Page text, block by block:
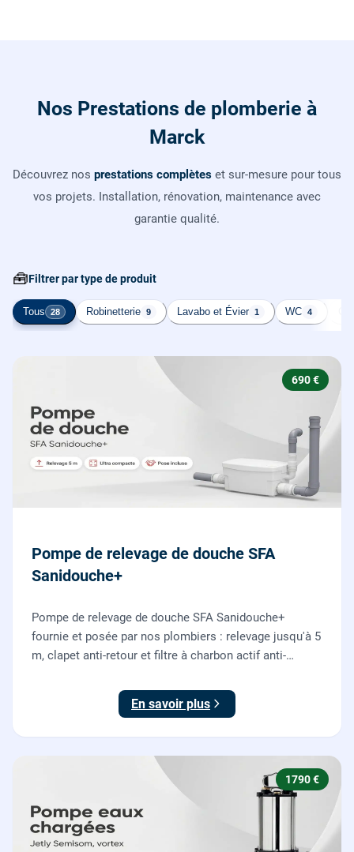
Nos Prestations de plomberie à
Marck
Découvrez nos prestations complètes et sur-mesure pour tous
vos projets. Installation, rénovation, maintenance avec
garantie qualité.
🧰Filtrer par type de produit
Tous 28 Robinetterie 9 Lavabo et Évier 1 WC 4
690 €
Pompe de relevage de douche SFA
Sanidouche+
Pompe de relevage de douche SFA Sanidouche+
fournie et posée par nos plombiers : relevage jusqu'à 5
m, clapet anti-retour et filtre à charbon actif anti-
En savoir plus
1790 €